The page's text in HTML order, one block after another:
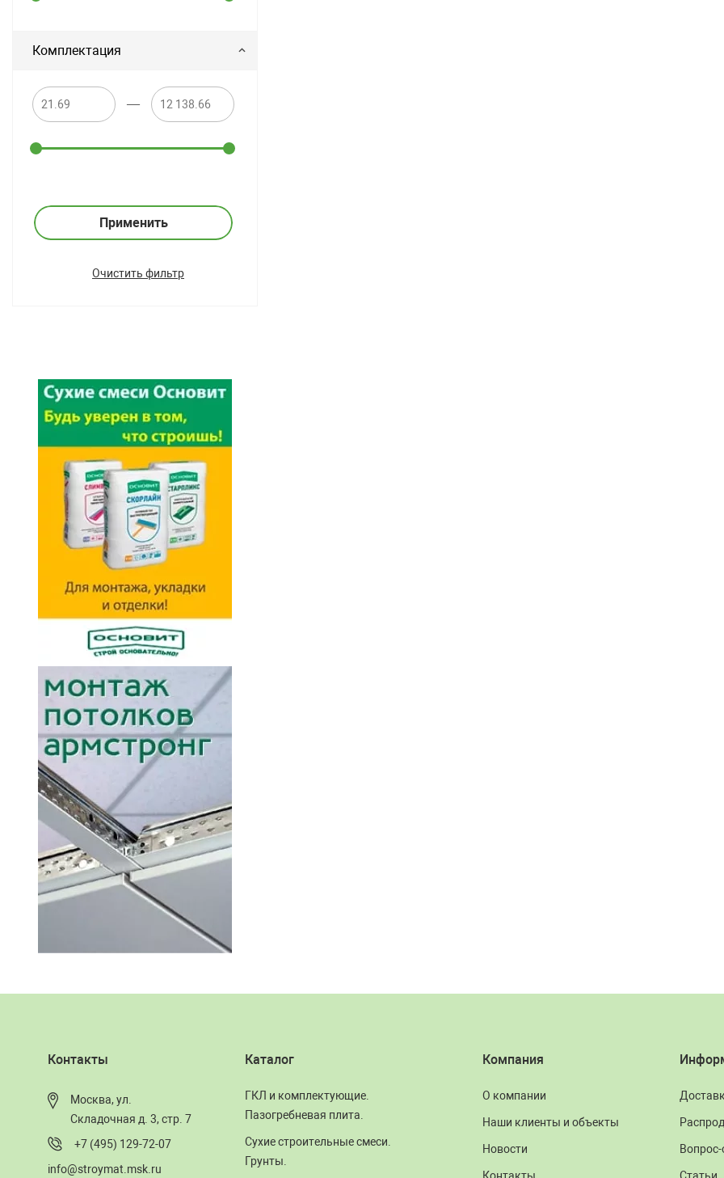
Комплектация
—
Применить
Очистить фильтр
Контакты
Москва, ул.
Складочная д. 3, стр. 7
+7 (495) 129-72-07
info@stroymat.msk.ru
Каталог
ГКЛ и комплектующие.
Пазогребневая плита.
Сухие строительные смеси.
Грунты.
Компания
О компании
Наши клиенты и объекты
Новости
Контакты
Вопрос-
Статьи